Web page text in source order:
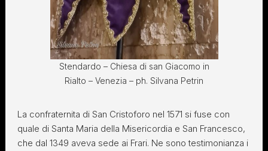
Stendardo – Chiesa di san Giacomo in
Rialto – Venezia – ph. Silvana Petrin
La confraternita di San Cristoforo nel 1571 si fuse con
quale di Santa Maria della Misericordia e San Francesco,
che dal 1349 aveva sede ai Frari. Ne sono testimonianza i